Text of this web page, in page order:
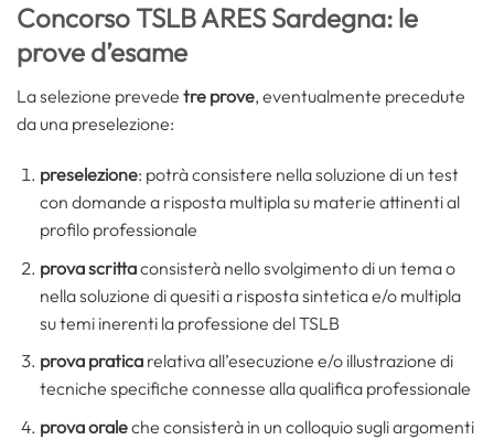
Concorso TSLB ARES Sardegna: le
prove d’esame
La selezione prevede tre prove, eventualmente precedute
da una preselezione:
preselezione: potrà consistere nella soluzione di un test
con domande a risposta multipla su materie attinenti al
profilo professionale
prova scrittaconsisterà nello svolgimento di un tema o
nella soluzione di quesiti a risposta sintetica e/o multipla
su temi inerenti la professione del TSLB
prova praticarelativa all’esecuzione e/o illustrazione di
tecniche specifiche connesse alla qualifica professionale
prova oraleche consisterà in un colloquio sugli argomenti